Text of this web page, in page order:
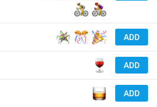
ADD
ADD
ADD